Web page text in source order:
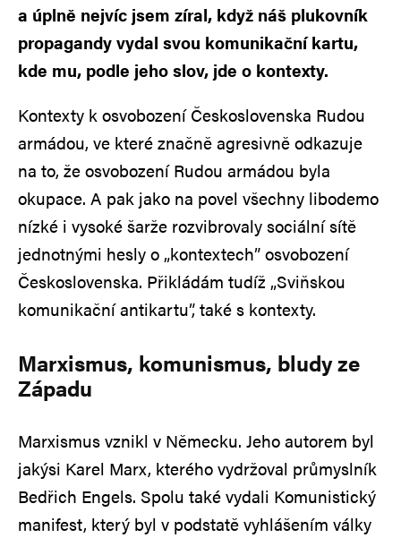
a úplně nejvíc jsem zíral, když náš plukovník
propagandy vydal svou komunikační kartu,
kde mu, podle jeho slov, jde o kontexty.
Kontexty k osvobození Československa Rudou
armádou, ve které značně agresivně odkazuje
na to, že osvobození Rudou armádou byla
okupace. A pak jako na povel všechny libodemo
nízké i vysoké šarže rozvibrovaly sociální sítě
jednotnými hesly o „kontextech” osvobození
Československa. Přikládám tudíž „Sviňskou
komunikační antikartu”, také s kontexty.
Marxismus, komunismus, bludy ze
Západu
Marxismus vznikl v Německu. Jeho autorem byl
jakýsi Karel Marx, kterého vydržoval průmyslník
Bedřich Engels. Spolu také vydali Komunistický
manifest, který byl v podstatě vyhlášením války